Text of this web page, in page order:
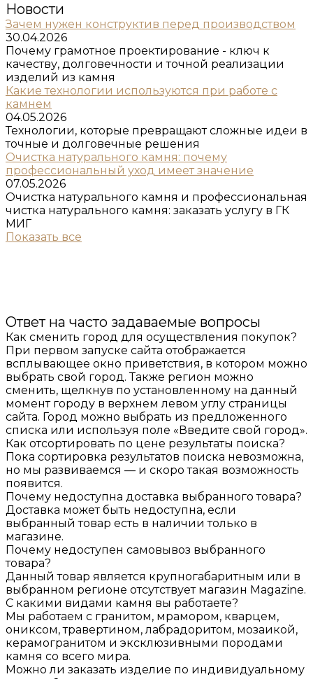
Новости
Зачем нужен конструктив перед производством
30.04.2026
Почему грамотное проектирование - ключ к
качеству, долговечности и точной реализации
изделий из камня
Какие технологии используются при работе с
камнем
04.05.2026
Технологии, которые превращают сложные идеи в
точные и долговечные решения
Очистка натурального камня: почему
профессиональный уход имеет значение
07.05.2026
Очистка натурального камня и профессиональная
чистка натурального камня: заказать услугу в ГК
МИГ
Показать все
Ответ на часто задаваемые вопросы
Как сменить город для осуществления покупок?
При первом запуске сайта отображается
всплывающее окно приветствия, в котором можно
выбрать свой город. Также регион можно
сменить, щелкнув по установленному на данный
момент городу в верхнем левом углу страницы
сайта. Город можно выбрать из предложенного
списка или используя поле «Введите свой город».
Как отсортировать по цене результаты поиска?
Пока сортировка результатов поиска невозможна,
но мы развиваемся — и скоро такая возможность
появится.
Почему недоступна доставка выбранного товара?
Доставка может быть недоступна, если
выбранный товар есть в наличии только в
магазине.
Почему недоступен самовывоз выбранного
товара?
Данный товар является крупногабаритным или в
выбранном регионе отсутствует магазин Magazine.
С какими видами камня вы работаете?
Мы работаем с гранитом, мрамором, кварцем,
ониксом, травертином, лабрадоритом, мозаикой,
керамогранитом и эксклюзивными породами
камня со всего мира.
Можно ли заказать изделие по индивидуальному